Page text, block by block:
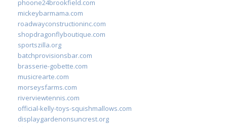
phoone24brookfield.com
mickeybarmama.com
roadwayconstructioninc.com
shopdragonflyboutique.com
sportszilla.org
batchprovisionsbar.com
brasserie-gobette.com
musicrearte.com
morseysfarms.com
riverviewtennis.com
official-kelly-toys-squishmallows.com
displaygardenonsuncrest.org